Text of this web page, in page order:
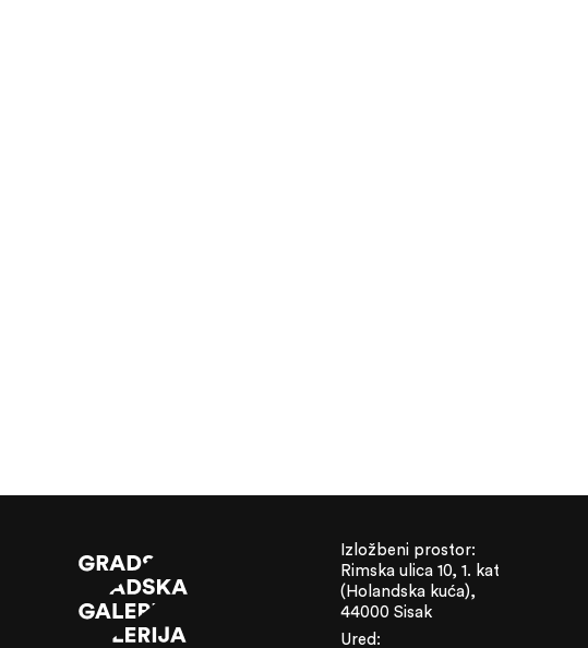
Izložbeni prostor:
Rimska ulica 10, 1. kat
(Holandska kuća),
44000 Sisak
Ured: